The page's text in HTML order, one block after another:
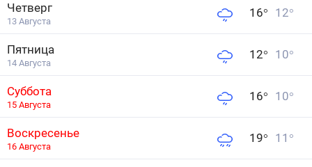
Четверг
13 Августа
16° 12°
Пятница
14 Августа
12° 10°
Суббота
15 Августа
16° 10°
Воскресенье
16 Августа
19° 11 °